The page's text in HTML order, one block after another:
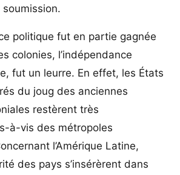
politique fut en partie gagnée
colonies, l’indépendance
fut un leurre. En effet, les États
du joug des anciennes
restèrent très
à-vis des métropoles
l’Amérique Latine,
des pays s’insérèrent dans